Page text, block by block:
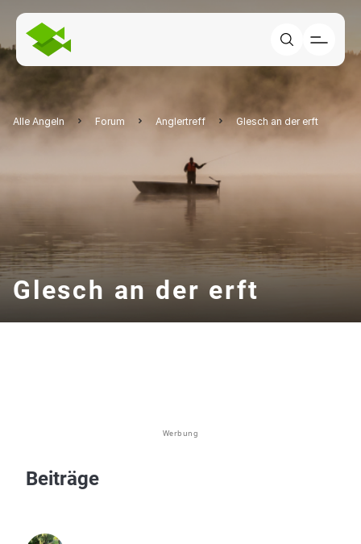
Alle Angeln Forum Anglertreff Glesch an der erft
Glesch an der erft
Werbung
Beiträge